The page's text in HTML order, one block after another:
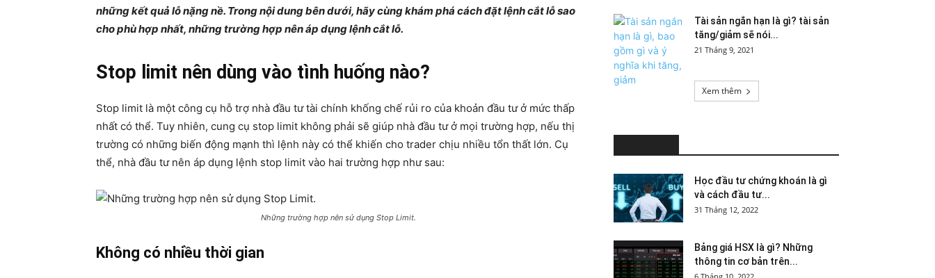
những kết quả lỗ nặng nề. Trong nội dung bên dưới, hãy cùng khám phá cách đặt lệnh cắt lỗ sao
cho phù hợp nhất, những trường hợp nên áp dụng lệnh cắt lỗ.
Stop limit nên dùng vào tình huống nào?
Stop limit là một công cụ hỗ trợ nhà đầu tư tài chính khống chế rủi ro của khoản đầu tư ở mức thấp
nhất có thể. Tuy nhiên, cung cụ stop limit không phải sẽ giúp nhà đầu tư ở mọi trường hợp, nếu thị
trường có những biến động mạnh thì lệnh này có thể khiến cho trader chịu nhiều tổn thất lớn. Cụ
thể, nhà đầu tư nên áp dụng lệnh stop limit vào hai trường hợp như sau:
Những trường hợp nên sử dụng Stop Limit.
Không có nhiều thời gian
Tài sản ngắn hạn là gì? tài sản
tăng/giảm sẽ nói...
21 Tháng 9, 2021
Xem thêm
Học đầu tư chứng khoán là gì
và cách đầu tư...
31 Tháng 12, 2022
Bảng giá HSX là gì? Những
thông tin cơ bản trên...